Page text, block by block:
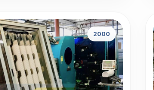
2000